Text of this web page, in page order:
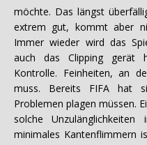
möchte. Das längst
extrem gut, kommt aber
Immer wieder wird das
auch das Clipping gerät
Kontrolle. Feinheiten, an
muss. Bereits FIFA hat
Problemen plagen müssen.
solche
minimales Kantenflimmern